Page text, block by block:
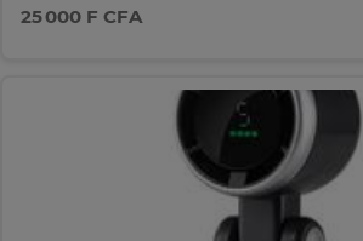
25 000 F CFA